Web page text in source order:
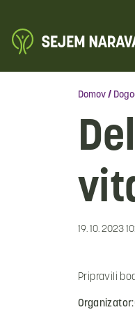
Domov /
19. 10. 2023
Pripravili
Organizator: